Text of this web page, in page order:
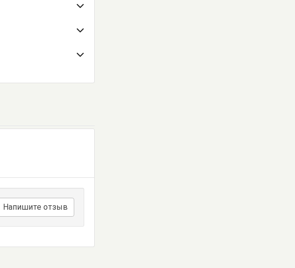
Напишите отзыв